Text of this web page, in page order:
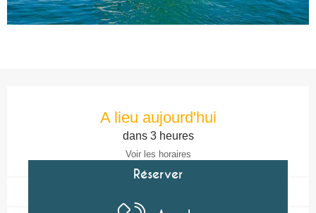
A lieu aujourd'hui
dans 3 heures
Voir les horaires
Réserver